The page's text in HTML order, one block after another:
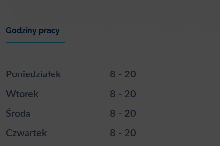
Godziny pracy
Poniedziałek
8 - 20
Wtorek
8 - 20
Środa
8 - 20
Czwartek
8 - 20